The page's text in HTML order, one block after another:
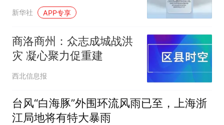
新华社 APP专享
商洛商州：众志成城战洪
灾 凝心聚力促重建
西北信息报
台风“白海豚”外围环流风雨已至，上海浙
江局地将有特大暴雨